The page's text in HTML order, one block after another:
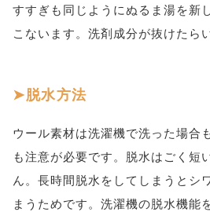
すすぎも同じようにぬるま湯を新
こないます。洗剤成分が抜けたら
脱水方法
ウール素材は洗濯機で洗った場合
も注意が必要です。脱水はごく短
ん。長時間脱水をしてしまうとシ
まうためです。洗濯機の脱水機能